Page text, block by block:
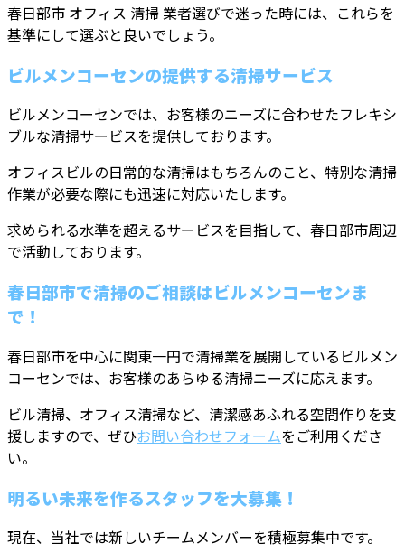
春日部市 オフィス 清掃 業者選びで迷った時には、これらを
基準にして選ぶと良いでしょう。
ビルメンコーセンの提供する清掃サービス
ビルメンコーセンでは、お客様のニーズに合わせたフレキシ
ブルな清掃サービスを提供しております。
オフィスビルの日常的な清掃はもちろんのこと、特別な清掃
作業が必要な際にも迅速に対応いたします。
求められる水準を超えるサービスを目指して、春日部市周辺
で活動しております。
春日部市で清掃のご相談はビルメンコーセンま
で！
春日部市を中心に関東一円で清掃業を展開しているビルメン
コーセンでは、お客様のあらゆる清掃ニーズに応えます。
ビル清掃、オフィス清掃など、清潔感あふれる空間作りを支
援しますので、ぜひお問い合わせフォームをご利用くださ
い。
明るい未来を作るスタッフを大募集！
現在、当社では新しいチームメンバーを積極募集中です。